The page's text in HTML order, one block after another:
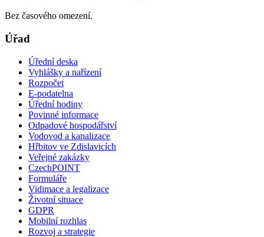
Bez časového omezení.
Úřad
Úřední deska
Vyhlášky a nařízení
Rozpočet
E-podatelna
Úřední hodiny
Povinné informace
Odpadové hospodářství
Vodovod a kanalizace
Hřbitov ve Zdislavicích
Veřejné zakázky
CzechPOINT
Formuláře
Vidimace a legalizace
Životní situace
GDPR
Mobilní rozhlas
Rozvoj a strategie